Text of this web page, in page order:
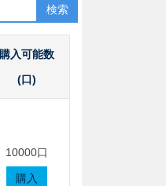
検索
購入可能数
(口)
10000口
購入